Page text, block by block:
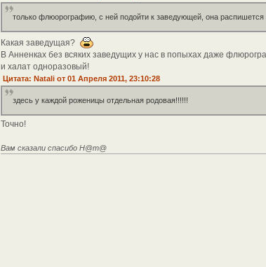
только флюорографию, с ней подойти к заведующей, она распишется
Какая заведущая?
В Анненках без всяких заведущих у нас в попыхах даже
и халат одноразовый!
Цитата: Natali от 01 Апреля 2011, 23:10:28
здесь у каждой роженицы отдельная родовая!!!!!!
Точно!
Вам сказали спасибо Н@т@